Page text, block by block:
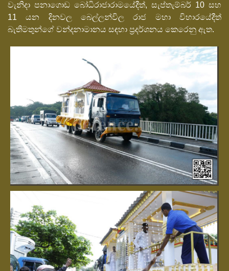
වැනිදා පනාගොඩ බෝධිරාජාරාමයේදීත්, සැප්තැම්බර් 10 සහ
11 යන දිනවල බෙල්ලන්විල රාජ මහා විහාරයේදීත්
බැතිමතුන්ගේ වන්දනාමානය සඳහා ප්‍රදර්ශනය කෙරෙනු ඇත.